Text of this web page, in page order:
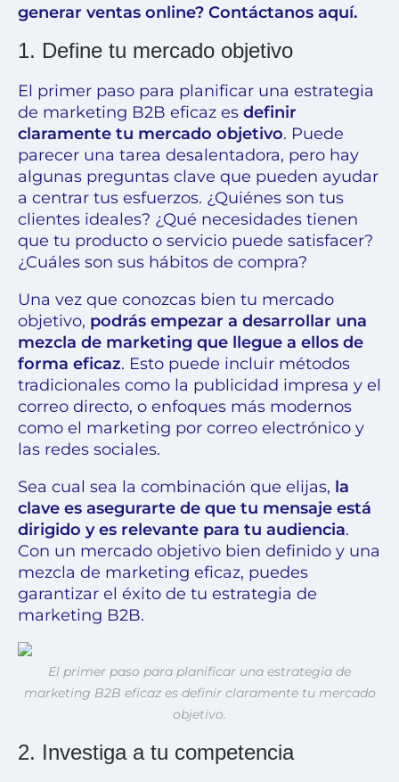
generar ventas online? Contáctanos aquí.
1. Define tu mercado objetivo
El primer paso para planificar una estrategia
de marketing B2B eficaz es definir
claramente tu mercado objetivo. Puede
parecer una tarea desalentadora, pero hay
algunas preguntas clave que pueden ayudar
a centrar tus esfuerzos. ¿Quiénes son tus
clientes ideales? ¿Qué necesidades tienen
que tu producto o servicio puede satisfacer?
¿Cuáles son sus hábitos de compra?
Una vez que conozcas bien tu mercado
objetivo, podrás empezar a desarrollar una
mezcla de marketing que llegue a ellos de
forma eficaz. Esto puede incluir métodos
tradicionales como la publicidad impresa y el
correo directo, o enfoques más modernos
como el marketing por correo electrónico y
las redes sociales.
Sea cual sea la combinación que elijas, la
clave es asegurarte de que tu mensaje está
dirigido y es relevante para tu audiencia.
Con un mercado objetivo bien definido y una
mezcla de marketing eficaz, puedes
garantizar el éxito de tu estrategia de
marketing B2B.
El primer paso para planificar una estrategia de
marketing B2B eficaz es definir claramente tu mercado
objetivo.
2. Investiga a tu competencia